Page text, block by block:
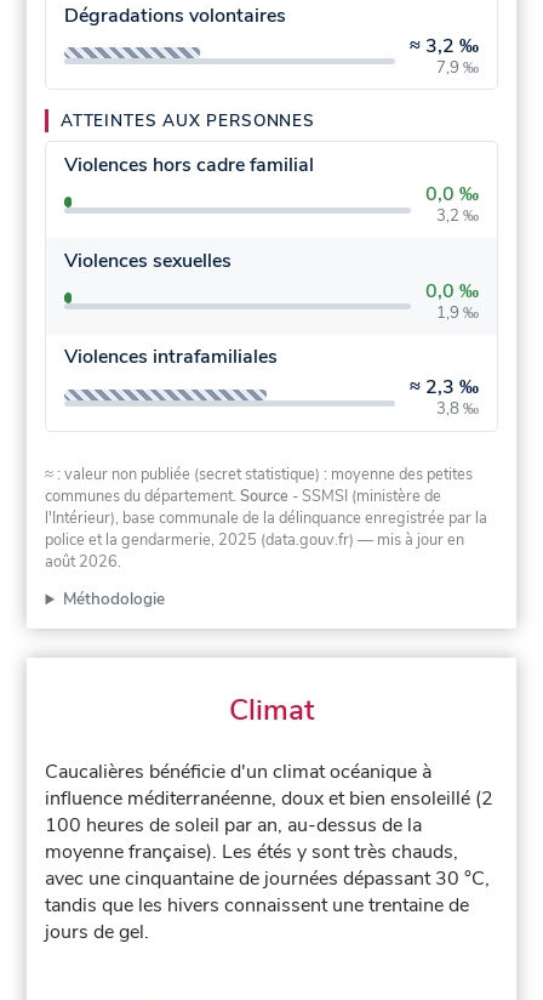
Dégradations volontaires
≈ 3,2 ‰
7,9 ‰
ATTEINTES AUX PERSONNES
Violences hors cadre familial
0,0 ‰
3,2 ‰
Violences sexuelles
0,0 ‰
1,9 ‰
Violences intrafamiliales
≈ 2,3 ‰
3,8 ‰
≈ : valeur non publiée (secret statistique) : moyenne des petites
communes du département.Source - SSMSI (ministère de
l'Intérieur), base communale de la délinquance enregistrée par la
police et la gendarmerie, 2025 (data.gouv.fr) — mis à jour en
août 2026.
Méthodologie
Climat
Caucalières bénéficie d'un climat océanique à
influence méditerranéenne, doux et bien ensoleillé (2
100 heures de soleil par an, au-dessus de la
moyenne française). Les étés y sont très chauds,
avec une cinquantaine de journées dépassant 30 °C,
tandis que les hivers connaissent une trentaine de
jours de gel.